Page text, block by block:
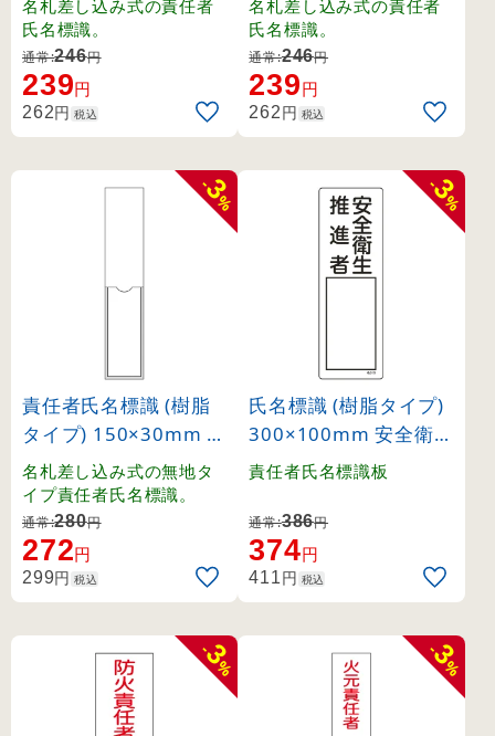
08)
名札差し込み式の責任者
氏名標識。
通常:246円
239円
262円 税込
15)
名札差し込み式の責任者
氏名標識。
通常:246円
239円
262円 税込
-
3
%
責任者氏名標識 (樹脂
タイプ) 150×30mm 1
名用 無地 白 (46120)
名札差し込み式の無地タ
イプ責任者氏名標識。
通常:280円
272円
299円 税込
-
3
%
氏名標識 (樹脂タイプ)
300×100mm 安全衛生
推進者 (46516)
責任者氏名標識板
通常:386円
374円
411円 税込
-
3
%
-
3
%